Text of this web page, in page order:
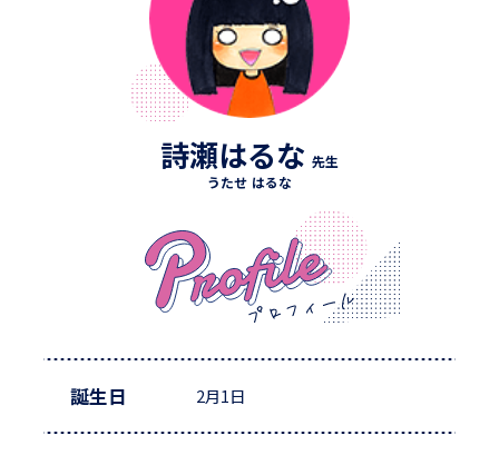
詩瀬はるな 先生
うたせ はるな
誕生日 2月1日